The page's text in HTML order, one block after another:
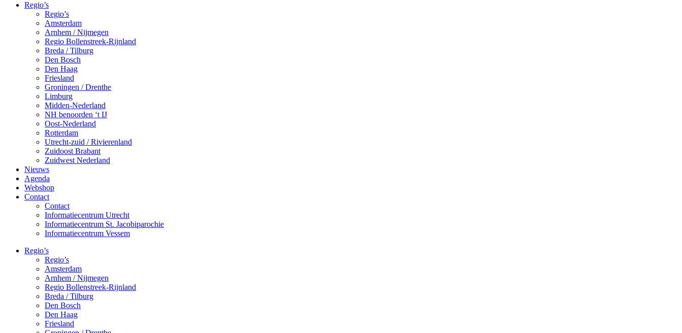
Regio’s
Regio’s
Amsterdam
Arnhem / Nijmegen
Regio Bollenstreek-Rijnland
Breda / Tilburg
Den Bosch
Den Haag
Friesland
Groningen / Drenthe
Limburg
Midden-Nederland
NH benoorden ‘t IJ
Oost-Nederland
Rotterdam
Utrecht-zuid / Rivierenland
Zuidoost Brabant
Zuidwest Nederland
Nieuws
Agenda
Webshop
Contact
Contact
Informatiecentrum Utrecht
Informatiecentrum St. Jacobiparochie
Informatiecentrum Vessem
Regio’s
Regio’s
Amsterdam
Arnhem / Nijmegen
Regio Bollenstreek-Rijnland
Breda / Tilburg
Den Bosch
Den Haag
Friesland